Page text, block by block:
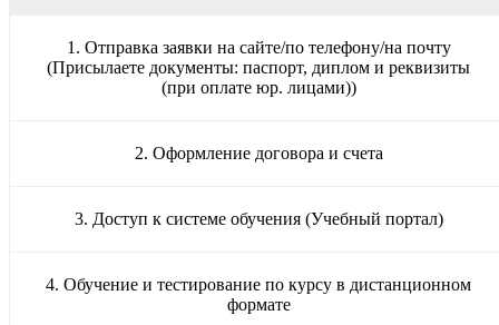
1. Отправка заявки на сайте/по телефону/на почту
(Присылаете документы: паспорт, диплом и реквизиты
(при оплате юр. лицами))
2. Оформление договора и счета
3. Доступ к системе обучения (Учебный портал)
4. Обучение и тестирование по курсу в дистанционном
формате